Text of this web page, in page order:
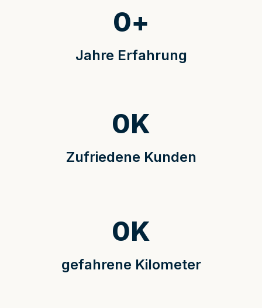
Jahre Erfahrung
0+
Zufriedene Kunden
0K
gefahrene Kilometer
0K